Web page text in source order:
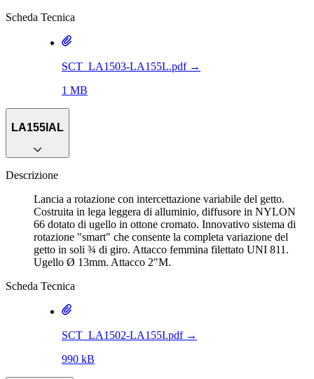
Scheda Tecnica
SCT_LA1503-LA155L.pdf→
1 MB
LA155IAL
Descrizione
Lancia a rotazione con intercettazione variabile del getto.
Costruita in lega leggera di alluminio, diffusore in NYLON
66 dotato di ugello in ottone cromato. Innovativo sistema di
rotazione "smart" che consente la completa variazione del
getto in soli ¾ di giro. Attacco femmina filettato UNI 811.
Ugello Ø 13mm. Attacco 2"M.
Scheda Tecnica
SCT_LA1502-LA155I.pdf→
990 kB